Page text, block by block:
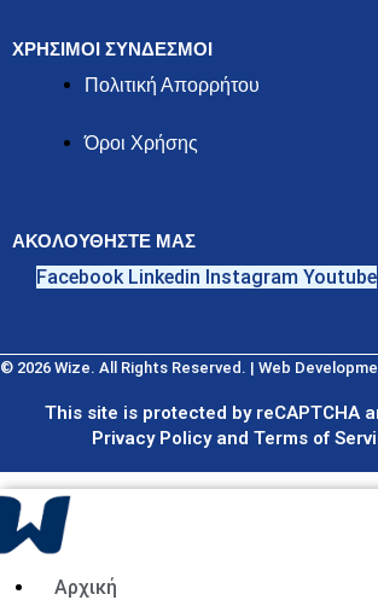
ΧΡΗΣΙΜΟΙ ΣΥΝΔΕΣΜΟΙ
Πολιτική Απορρήτου
Όροι Χρήσης
ΑΚΟΛΟΥΘΗΣΤΕ ΜΑΣ
Facebook Linkedin Instagram Youtube
© 2026 Wize. All Rights Reserved. | Web
This site is protected by reCAPTCHA
Privacy Policy and Terms of
Αρχική